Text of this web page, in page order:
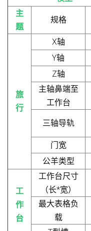
主
题
规格
旅
行
X轴
Y轴
Z轴
主轴鼻端至
工作台
三轴导轨
门宽
公羊类型
工
作
台
工作台尺寸
（长*宽）
最大表格负
载